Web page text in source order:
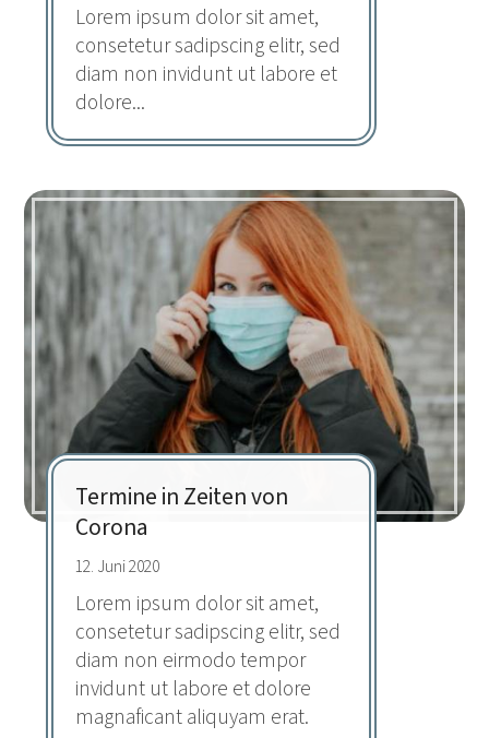
Lorem ipsum dolor sit amet,
consetetur sadipscing elitr, sed
diam non invidunt ut labore et
dolore...
Termine in Zeiten von
Corona
12. Juni 2020
Lorem ipsum dolor sit amet,
consetetur sadipscing elitr, sed
diam non eirmodo tempor
invidunt ut labore et dolore
magnaficant aliquyam erat.